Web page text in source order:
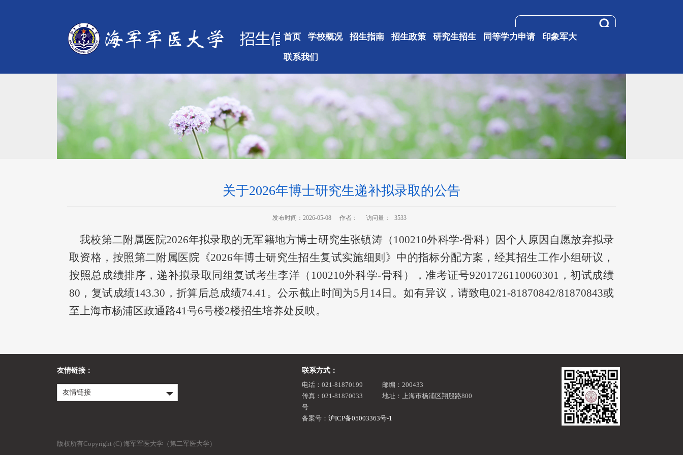
首页 学校概况 招生指南 招生政策 研究生招生 同等学力申请 印象军大
联系我们
关于2026年博士研究生递补拟录取的公告
发布时间：2026-05-08 作者： 访问量： 3533
我校第二附属医院2026年拟录取的无军籍地方博士研究生张镇涛（100210外科学-骨科）因个人原因自愿放弃拟录
取资格，按照第二附属医院《2026年博士研究生招生复试实施细则》中的指标分配方案，经其招生工作小组研议，
按照总成绩排序，递补拟录取同组复试考生李洋（100210外科学-骨科），准考证号9201726110060301，初试成绩
80，复试成绩143.30，折算后总成绩74.41。公示截止时间为5月14日。如有异议，请致电021-81870842/81870843或
至上海市杨浦区政通路41号6号楼2楼招生培养处反映。
友情链接：
友情链接
联系方式：
电话：021-81870199
邮编：200433
传真：021-81870033
地址：上海市杨浦区翔殷路800
号
备案号： 沪ICP备05003363号-1
版权所有Copyright (C) 海军军医大学（第二军医大学）